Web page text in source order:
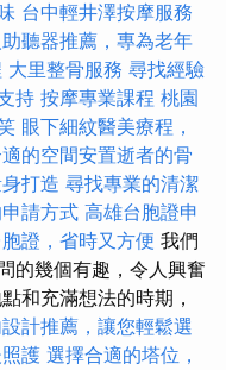
台中輕井澤按摩服務
聽器推薦，專為老年
大里整骨服務 尋找經驗
持 按摩專業課程 桃園
眼下細紋醫美療程，
的空間安置逝者的骨
打造 尋找專業的清潔
請方式 高雄台胞證申
證，省時又方便 我們
的幾個有趣，令人興奮
和充滿想法的時期，
計推薦，讓您輕鬆選
護 選擇合適的塔位，